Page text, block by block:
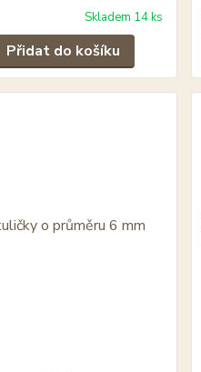
Skladem 14 ks
Přidat do košíku